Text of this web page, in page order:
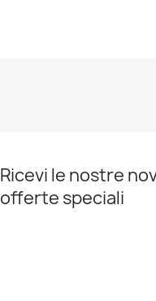
Ricevi le nostre
offerte speciali